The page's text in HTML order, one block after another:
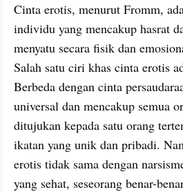
Cinta erotis, menurut Fromm,
individu yang mencakup hasrat
menyatu secara fisik dan
Salah satu ciri khas cinta erotis
Berbeda dengan cinta
universal dan mencakup semua
ditujukan kepada satu orang
ikatan yang unik dan pribadi.
erotis tidak sama dengan
yang sehat, seseorang benar-